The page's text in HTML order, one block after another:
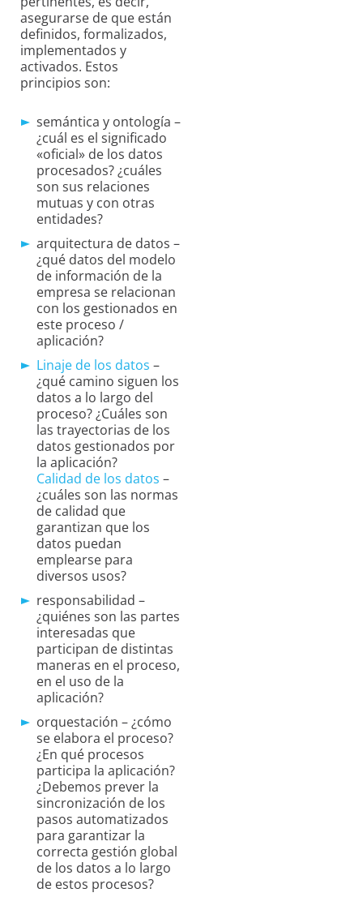
asegurarse de que están
definidos, formalizados,
implementados y
activados. Estos
principios son:
semántica y ontología –
¿cuál es el significado
«oficial» de los datos
procesados? ¿cuáles
son sus relaciones
mutuas y con otras
entidades?
arquitectura de datos –
¿qué datos del modelo
de información de la
empresa se relacionan
con los gestionados en
este proceso /
aplicación?
Linaje de los datos –
¿qué camino siguen los
datos a lo largo del
proceso? ¿Cuáles son
las trayectorias de los
datos gestionados por
la aplicación?
Calidad de los datos –
¿cuáles son las normas
de calidad que
garantizan que los
datos puedan
emplearse para
diversos usos?
responsabilidad –
¿quiénes son las partes
interesadas que
participan de distintas
maneras en el proceso,
en el uso de la
aplicación?
orquestación – ¿cómo
se elabora el proceso?
¿En qué procesos
participa la aplicación?
¿Debemos prever la
sincronización de los
pasos automatizados
para garantizar la
correcta gestión global
de los datos a lo largo
de estos procesos?